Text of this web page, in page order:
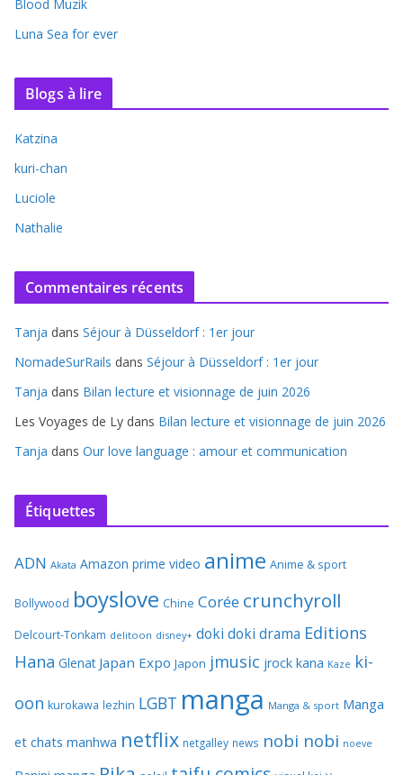
Blood Muzik
Luna Sea for ever
Blogs à lire
Katzina
kuri-chan
Luciole
Nathalie
Commentaires récents
Tanja dans Séjour à Düsseldorf : 1er jour
NomadeSurRails dans Séjour à Düsseldorf : 1er jour
Tanja dans Bilan lecture et visionnage de juin 2026
Les Voyages de Ly dans Bilan lecture et visionnage de juin 2026
Tanja dans Our love language : amour et communication
Étiquettes
ADN Akata Amazon prime video anime Anime & sport
Bollywood boyslove Chine Corée crunchyroll
Delcourt-Tonkam delitoon disney+ doki doki drama Editions
Hana Glenat Japan Expo Japon jmusic jrock kana Kaze ki-
oon kurokawa lezhin LGBT manga Manga & sport Manga
et chats manhwa netflix netgalley news nobi nobi noeve